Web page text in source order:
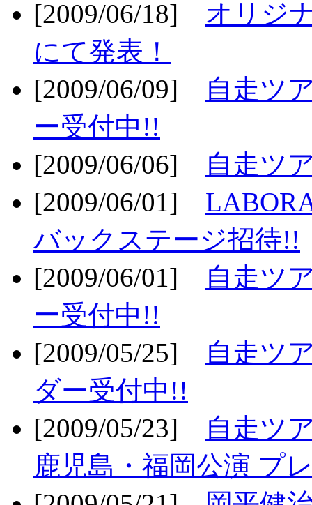
[2009/06/18] オリジ
にて発表！
[2009/06/09]
自走ツ
ー受付中!!
[2009/06/06]
自走ツ
[2009/06/01]
バックステージ招待!!
[2009/06/01]
自走ツ
ー受付中!!
[2009/05/25]
自走ツ
ダー受付中!!
[2009/05/23]
自走ツ
鹿児島・福岡公演 プ